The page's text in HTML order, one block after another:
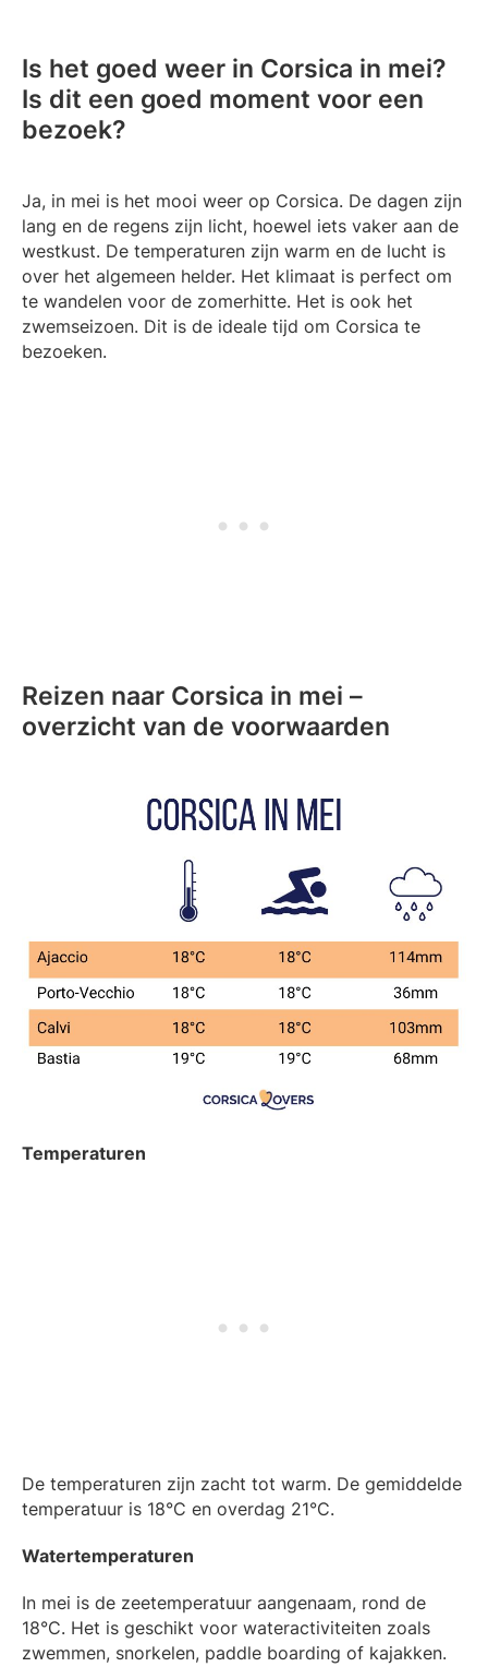
Is het goed weer in Corsica in mei?
Is dit een goed moment voor een
bezoek?
Ja, in mei is het mooi weer op Corsica. De dagen zijn
lang en de regens zijn licht, hoewel iets vaker aan de
westkust. De temperaturen zijn warm en de lucht is
over het algemeen helder. Het klimaat is perfect om
te wandelen voor de zomerhitte. Het is ook het
zwemseizoen. Dit is de ideale tijd om Corsica te
bezoeken.
Reizen naar Corsica in mei –
overzicht van de voorwaarden
Temperaturen
De temperaturen zijn zacht tot warm. De gemiddelde
temperatuur is 18°C en overdag 21°C.
Watertemperaturen
In mei is de zeetemperatuur aangenaam, rond de
18°C. Het is geschikt voor wateractiviteiten zoals
zwemmen, snorkelen, paddle boarding of kajakken.